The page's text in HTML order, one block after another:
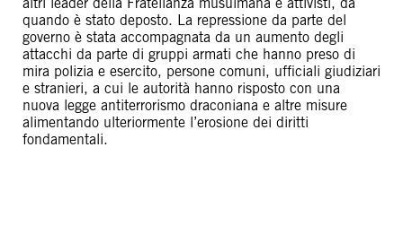
quando è stato deposto. La repressione da parte del
governo è stata accompagnata da un aumento degli
attacchi da parte di gruppi armati che hanno preso di
mira polizia e esercito, persone comuni, ufficiali giudiziari
e stranieri, a cui le autorità hanno risposto con una
nuova legge antiterrorismo draconiana e altre misure
alimentando ulteriormente l’erosione dei diritti
fondamentali.